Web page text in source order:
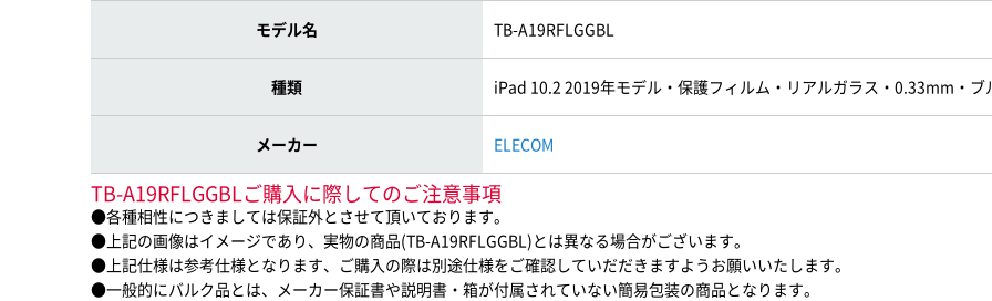
モデル名 TB-A19RFLGGBL
種類 iPad 10.2 2019年モデル・保護フィルム・リアルガラス・0.33mm・ブ
メーカー ELECOM
TB-A19RFLGGBLご購入に際してのご注意事項
●各種相性につきましては保証外とさせて頂いております。
●上記の画像はイメージであり、実物の商品(TB-A19RFLGGBL)とは異なる場合がございます。
●上記仕様は参考仕様となります、ご購入の際は別途仕様をご確認していだだきますようお願いいたします。
●一般的にバルク品とは、メーカー保証書や説明書・箱が付属されていない簡易包装の商品となります。